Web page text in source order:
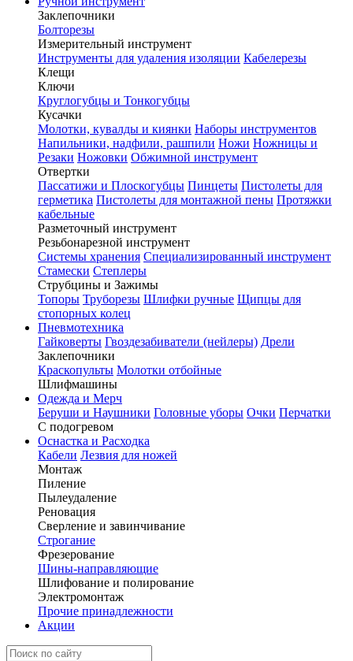
Заклепочники
Болторезы
Измерительный инструмент
Инструменты для удаления изоляции Кабелерезы
Клещи
Ключи
Круглогубцы и Тонкогубцы
Кусачки
Молотки, кувалды и киянки Наборы инструментов
Напильники, надфили, рашпили Ножи Ножницы и
Резаки Ножовки Обжимной инструмент
Отвертки
Пассатижи и Плоскогубцы Пинцеты Пистолеты для
герметика Пистолеты для монтажной пены Протяжки
кабельные
Разметочный инструмент
Резьбонарезной инструмент
Системы хранения Специализированный инструмент
Стамески Степлеры
Струбцины и Зажимы
Топоры Труборезы Шлифки ручные Щипцы для
стопорных колец
Пневмотехника
Гайковерты Гвоздезабиватели (нейлеры) Дрели
Заклепочники
Краскопульты Молотки отбойные
Шлифмашины
Одежда и Мерч
Беруши и Наушники Головные уборы Очки Перчатки
С подогревом
Оснастка и Расходка
Кабели Лезвия для ножей
Монтаж
Пиление
Пылеудаление
Реновация
Сверление и завинчивание
Строгание
Фрезерование
Шины-направляющие
Шлифование и полирование
Электромонтаж
Прочие принадлежности
Акции